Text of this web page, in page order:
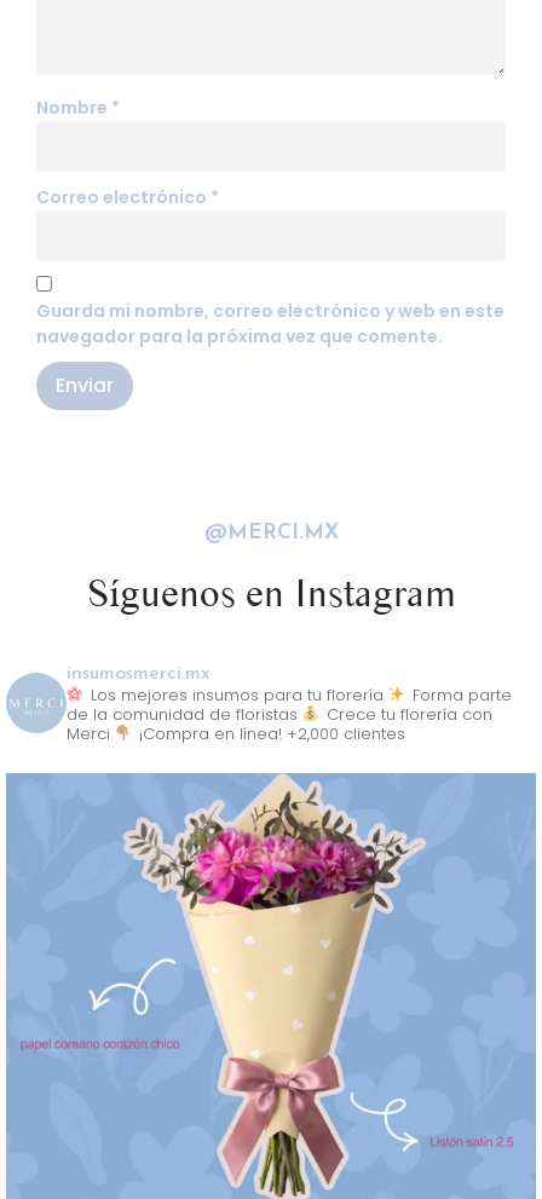
Nombre *
Correo electrónico *
Guarda mi nombre, correo electrónico y web en este
navegador para la próxima vez que comente.
@MERCI.MX
Síguenos en Instagram
insumosmerci.mx
Los mejores insumos para tu florería
Forma parte
de la comunidad de floristas
Crece tu florería con
Merci
¡Compra en línea! +2,000 clientes